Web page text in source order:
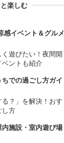
楽しむ
感イベント＆グルメ
遊びたい！夜間開
ントも紹介
での過ごし方ガイ
る？」を解決！おす
し方
内施設・室内遊び場